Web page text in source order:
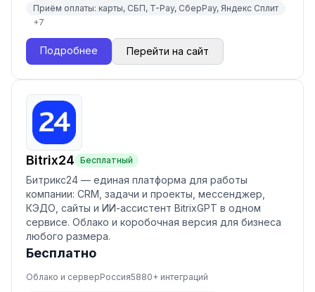
Приём оплаты: карты, СБП, T-Pay, СберPay, Яндекс Сплит
+7
Подробнее Перейти на сайт
Bitrix24 Бесплатный
Битрикс24 — единая платформа для работы
компании: CRM, задачи и проекты, мессенджер,
КЭДО, сайты и ИИ-ассистент BitrixGPT в одном
сервисе. Облако и коробочная версия для бизнеса
любого размера.
Бесплатно
Облако и серверРоссия5880+ интеграций